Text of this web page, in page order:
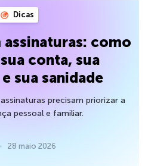
Dicas
assinaturas: como
conta, sua
sua sanidade
precisam priorizar a
pessoal e familiar.
28 maio 2026